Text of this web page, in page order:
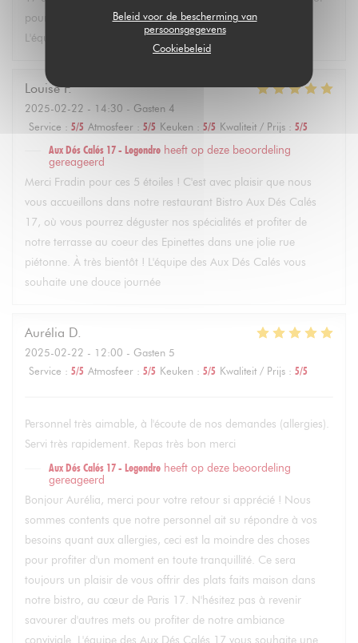
Beleid voor de bescherming van
persoonsgegevens
Cookiebeleid
pour profiter de notre terrasse et de nos plats faits maison.
L'équipe des Aux Dés Calés vous souhaite une jolie journée
Louise F
2025-02-22 - 14:30 - Gasten 4
Service : 5/5 Atmosfeer : 5/5 Keuken : 5/5 Kwaliteit / Prijs : 5/5
Aux Dés Calés 17 - Legendre heeft op deze beoordeling
gereageerd
Merci Fradin pour ces 5 étoiles ! C'est avec plaisir que nous
vous accueillons dans notre restaurant Bistro Aux Dés Calés
17, où vous pourrez déguster nos spécialités et profiter de
notre terrasse au coeur des Epinettes dans une jolie rue
piétonne. À très bientôt ! L'équipe des Aux Dés Calés vous
souhaite une douce journée
Aurélia D
2025-02-22 - 12:00 - Gasten 5
Service : 5/5 Atmosfeer : 5/5 Keuken : 5/5 Kwaliteit / Prijs : 5/5
Personnel très aimable, à l'écoute de nos demandes (allergies).
Servi très rapidement. Repas très bon merci
Aux Dés Calés 17 - Legendre heeft op deze beoordeling
gereageerd
Bonjour Aurélia, merci pour votre retour si apprécié ! Nous
sommes contents que notre personnel ait su répondre à vos
besoins quant aux allergies, ceci est la moindre des choses
pour profiter d'un moment en toute tranquillité. Ce sera
toujours un plaisir de vous offrir des plats faits maison dans
notre bistro, au cœur de Paris 17. N'hésitez pas à revenir
savourer d'autres mets ou profiter de notre ambiance
conviviale. L'équipe des Aux Dés Calés 17 vous souhaite une